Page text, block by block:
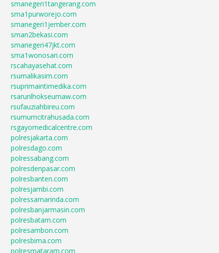
smanegeri1tangerang.com
sma1purworejo.com
smanegeri1jember.com
sman2bekasi.com
smanegeri47jkt.com
sma1wonosari.com
rscahayasehat.com
rsumalikasim.com
rsuprimaintimedika.com
rsarunlhokseumaw.com
rsufauziahbireu.com
rsumumcitrahusada.com
rsgayomedicalcentre.com
polresjakarta.com
polresdago.com
polressabang.com
polresdenpasar.com
polresbanten.com
polresjambi.com
polressamarinda.com
polresbanjarmasin.com
polresbatam.com
polresambon.com
polresbima.com
polresmataram.com